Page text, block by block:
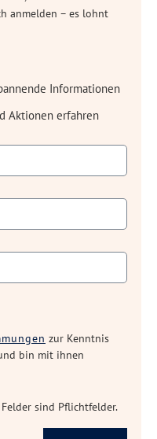
anmelden – es lohnt
Informationen
Aktionen erfahren
zur Kenntnis
bin mit ihnen
sind Pflichtfelder.